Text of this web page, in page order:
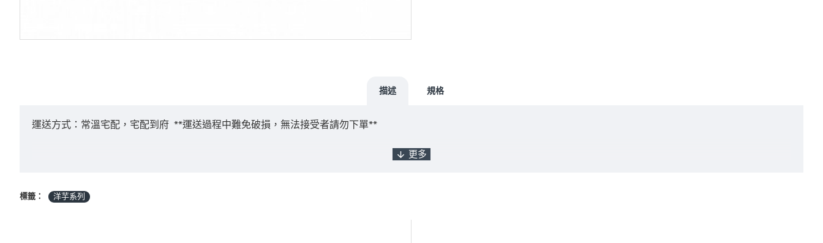
描述 規格
運送方式：常溫宅配，宅配到府 **運送過程中難免破損，無法接受者請勿下單**
*採匯款付款之客戶，商品將於確認入帳後3日內出貨，如遇缺貨將另行通知實際出貨日期。
標籤： 洋芋系列